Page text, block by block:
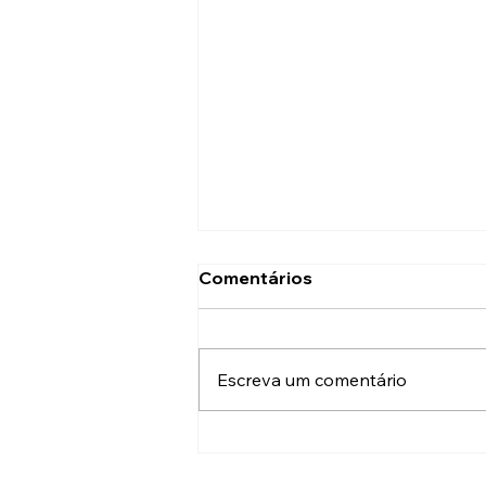
Comentários
Escreva um comentário